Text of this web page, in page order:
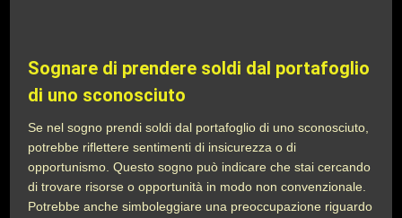
Sognare di prendere soldi dal portafoglio
di uno sconosciuto
Se nel sogno prendi soldi dal portafoglio di uno sconosciuto,
potrebbe riflettere sentimenti di insicurezza o di
opportunismo. Questo sogno può indicare che stai cercando
di trovare risorse o opportunità in modo non convenzionale.
Potrebbe anche simboleggiare una preoccupazione riguardo